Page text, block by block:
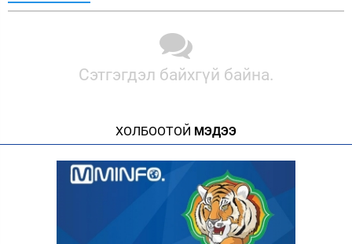
Сэтгэгдэл байхгүй байна.
ХОЛБООТОЙ МЭДЭЭ